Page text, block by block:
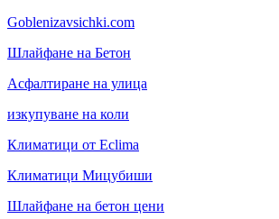
Goblenizavsichki.com
Шлайфане на Бетон
Асфалтиране на улица
изкупуване на коли
Климатици от Eclima
Климатици Мицубиши
Шлайфане на бетон цени